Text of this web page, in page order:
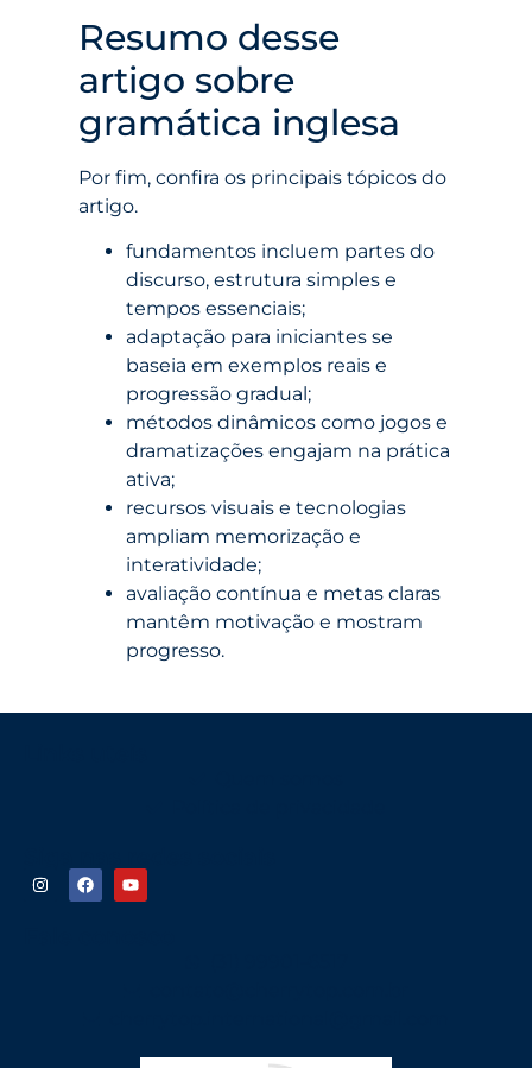
Resumo desse
artigo sobre
gramática inglesa
Por fim, confira os principais tópicos do
artigo.
fundamentos incluem partes do
discurso, estrutura simples e
tempos essenciais;
adaptação para iniciantes se
baseia em exemplos reais e
progressão gradual;
métodos dinâmicos como jogos e
dramatizações engajam na prática
ativa;
recursos visuais e tecnologias
ampliam memorização e
interatividade;
avaliação contínua e metas claras
mantêm motivação e mostram
progresso.